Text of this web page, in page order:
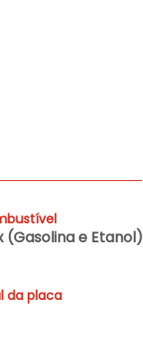
(Gasolina e Etanol)
da placa